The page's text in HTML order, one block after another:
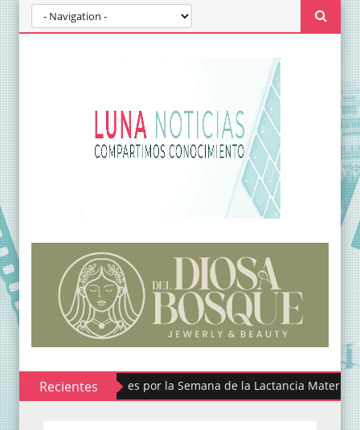
Recientes
actividades por la Semana de la Lactancia Materna